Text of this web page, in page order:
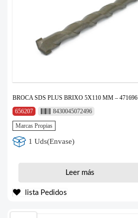
BROCA SDS PLUS BRIXO 5X110 MM – 471696
656207
8430045072496
Marcas Propias
1 Uds(Envase)
Leer más
lista Pedidos